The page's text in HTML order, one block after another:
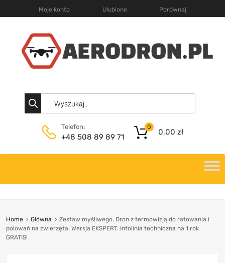
Moje konto Ulubione Porównaj
Telefon:
+48 508 89 89 71
0,00 zł
0
Home Główna
Zestaw myśliwego. Dron z termowizją do ratowania i
polowań na zwierzęta. Wersja EKSPERT. Infolinia techniczna na 1 rok
GRATIS!